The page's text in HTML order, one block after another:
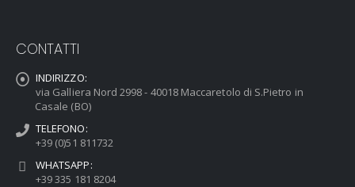
CONTATTI
INDIRIZZO:
via Galliera Nord 2998 - 40018 Maccaretolo di S.Pietro in
Casale (BO)
TELEFONO:
+39 (0)51 811732
WHATSAPP:
+39 335 181 8204